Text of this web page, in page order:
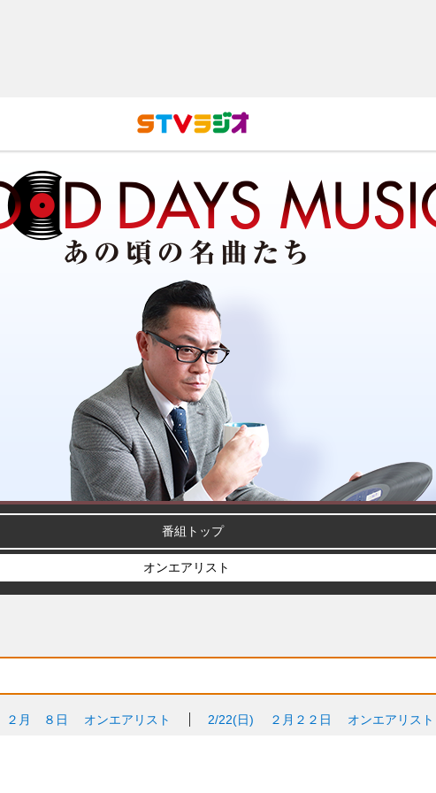
番組トップ
オンエアリスト
２月 ８日 オンエアリスト 2/22(日) ２月２２日 オンエアリスト